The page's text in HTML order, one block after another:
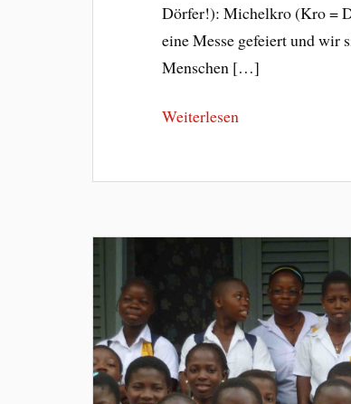
Dörfer!): Michelkro (Kro =
eine Messe gefeiert und wir
Menschen […]
Weiterlesen